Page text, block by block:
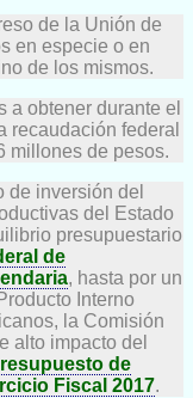
de la Unión de
en especie o en
de los mismos.
a obtener durante el
recaudación federal
millones de pesos.
de inversión del
del Estado
presupuestario
de
, hasta por un
Interno
la Comisión
alto impacto del
de
Fiscal 2017.